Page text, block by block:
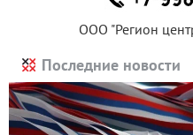
ООО "Регион
Последние новости